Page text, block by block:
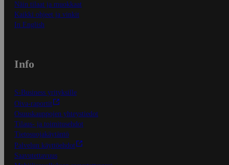
Näin tilaat ja muokkaat
Kaikki ohjeet ja vinkit
In English
Info
S-Business yrityksille
Oiva-raportit
Osuuskauppojen yhteystiedot
Tilaus- ja toimitusehdot
Tietosuojakäytäntö
Palvelun käyttöehdot
Saavutettavuus